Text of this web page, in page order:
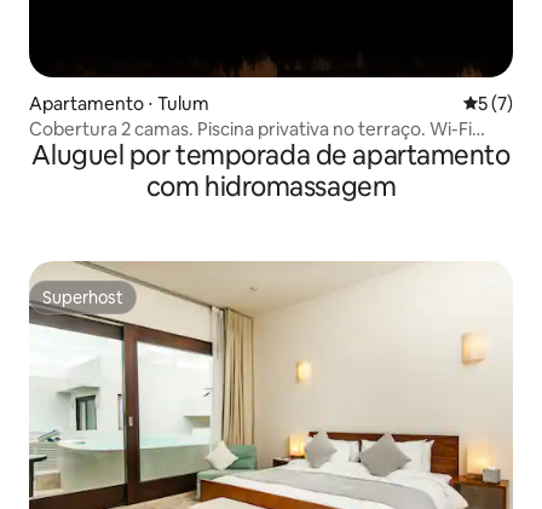
Apartamento ⋅ Tulum 5 de
5 (7)
Cobertura 2 camas. Piscina privativa no terraço. Wi-Fi
rápido
Aluguel por temporada de apartamento
com hidromassagem
Superhost
Superhost